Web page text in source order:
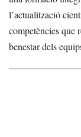
l’actualització
competències que
benestar dels